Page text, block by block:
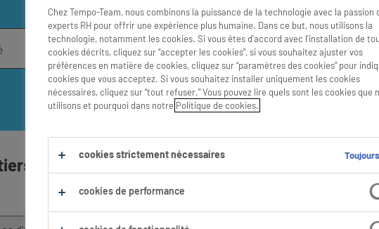
Où Rayon
emploi trouvé pour toi.
Chez Tempo-Team, nous combinons la puissance de la technologie avec la passion
experts RH pour offrir une expérience plus humaine. Dans ce but, nous utilisons la
technologie, notamment les cookies. Si vous êtes d'accord avec l'installation de
cookies décrits, cliquez sur “accepter les cookies”, si vous souhaitez ajuster vos
préférences en matière de cookies, cliquez sur “paramètres des cookies” pour
cookies que vous acceptez. Si vous souhaitez installer uniquement les cookies
nécessaires, cliquez sur “tout refuser.” Vous pouvez lire quels sont les cookies que
utilisons et pourquoi dans notre Politique de cookies.
cookies strictement nécessaires
cookies de performance